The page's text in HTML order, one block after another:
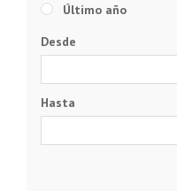
Último año
Desde
Hasta